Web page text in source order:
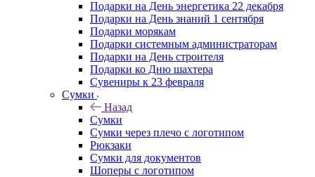
Подарки на День энергетика 22 декабря
Подарки на День знаний 1 сентября
Подарки морякам
Подарки системным администраторам
Подарки на День строителя
Подарки ко Дню шахтера
Сувениры к 23 февраля
Сумки
Назад
Сумки
Сумки через плечо с логотипом
Рюкзаки
Сумки для документов
Шоперы с логотипом